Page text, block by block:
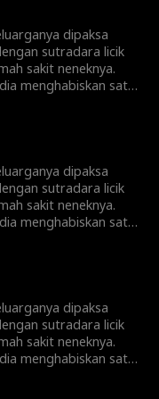
dipaksa
sutradara licik
sakit neneknya.
menghabiskan satu
kembali dengan
ke luar negeri selama
restoran. Takdir
kembali Sera dan
mengenal Sera
terlupakan dari
dipaksa
sutradara licik
sakit neneknya.
menghabiskan satu
kembali dengan
ke luar negeri selama
restoran. Takdir
kembali Sera dan
mengenal Sera
terlupakan dari
dipaksa
sutradara licik
sakit neneknya.
menghabiskan satu